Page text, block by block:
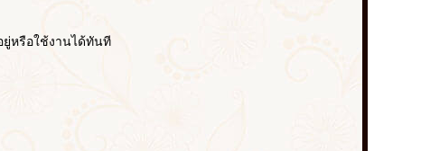
หรือใช้งานได้ทันที